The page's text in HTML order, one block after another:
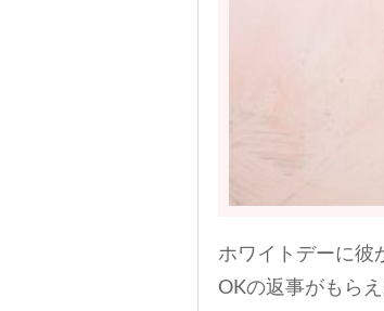
ホワイトデーに彼
OKの返事がもらえ